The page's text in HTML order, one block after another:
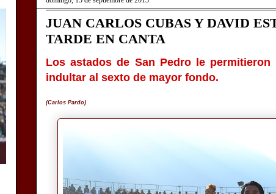
JUAN CARLOS CUBAS Y DAVID
TARDE EN CANTA
Los astados de San Pedro le
indultar al sexto de mayor fondo.
(Carlos Pardo)